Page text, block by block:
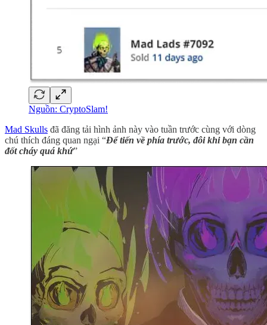
Nguồn: CryptoSlam!
Mad Skulls đã đăng tải hình ảnh này vào tuần trước cùng với dòng
chú thích đáng quan ngại “Để tiến về phía trước, đôi khi bạn cần
đốt cháy quá khứ”